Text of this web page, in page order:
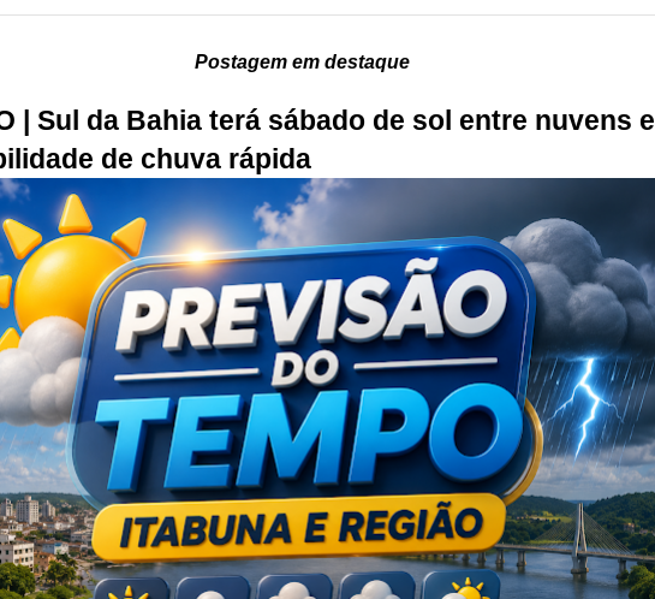
Postagem em destaque
| Sul da Bahia terá sábado de sol entre nuvens e
de chuva rápida